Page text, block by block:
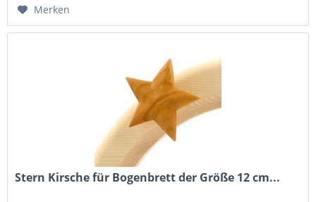
Merken
Stern Kirsche für Bogenbrett der Größe 12 cm...